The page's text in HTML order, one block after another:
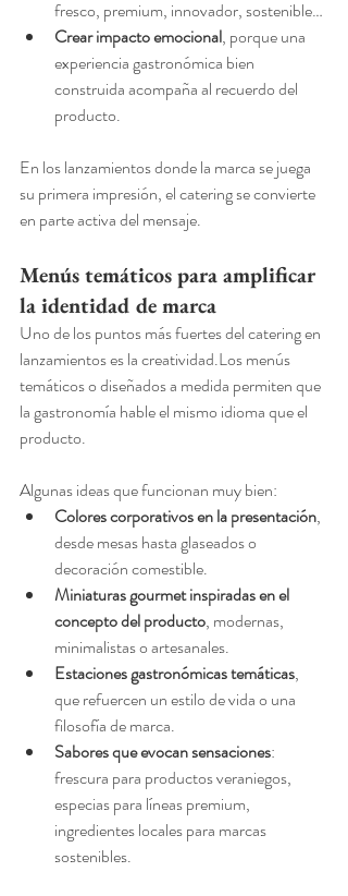
fresco, premium, innovador, sostenible…
Crear impacto emocional, porque una
experiencia gastronómica bien
construida acompaña al recuerdo del
producto.
En los lanzamientos donde la marca se juega
su primera impresión, el catering se convierte
en parte activa del mensaje.
Menús temáticos para amplificar
la identidad de marca
Uno de los puntos más fuertes del catering en
lanzamientos es la creatividad.Los menús
temáticos o diseñados a medida permiten que
la gastronomía hable el mismo idioma que el
producto.
Algunas ideas que funcionan muy bien:
Colores corporativos en la presentación,
desde mesas hasta glaseados o
decoración comestible.
Miniaturas gourmet inspiradas en el
concepto del producto, modernas,
minimalistas o artesanales.
Estaciones gastronómicas temáticas,
que refuercen un estilo de vida o una
filosofía de marca.
Sabores que evocan sensaciones:
frescura para productos veraniegos,
especias para líneas premium,
ingredientes locales para marcas
sostenibles.